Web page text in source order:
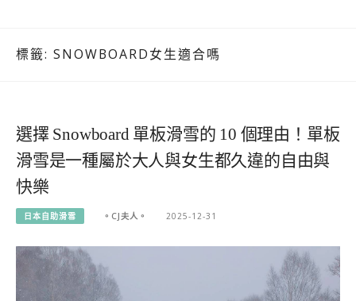
標籤: SNOWBOARD女生適合嗎
選擇 Snowboard 單板滑雪的 10 個理由！單板
滑雪是一種屬於大人與女生都久違的自由與
快樂
日本自助滑雪 。CJ夫人。 2025-12-31